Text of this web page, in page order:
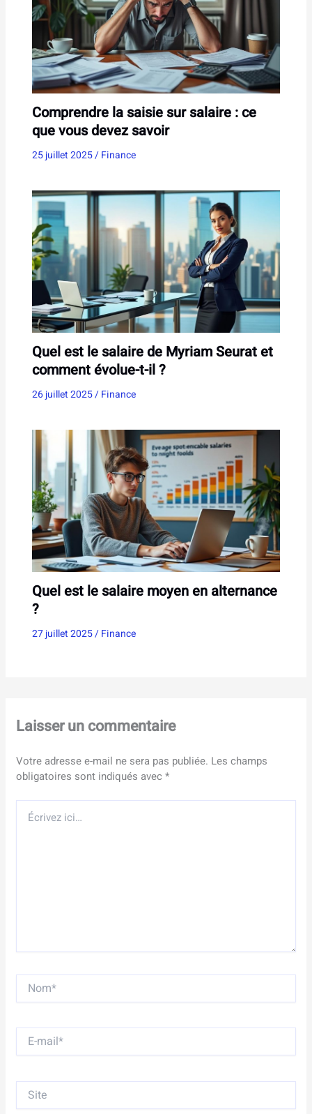
Comprendre la saisie sur salaire : ce
que vous devez savoir
25 juillet 2025/Finance
Quel est le salaire de Myriam Seurat et
comment évolue-t-il ?
26 juillet 2025/Finance
Quel est le salaire moyen en alternance
?
27 juillet 2025/Finance
Laisser un commentaire
Votre adresse e-mail ne sera pas publiée. Les champs
obligatoires sont indiqués avec*
Écrivez
ici…
Nom*
mail*
Site